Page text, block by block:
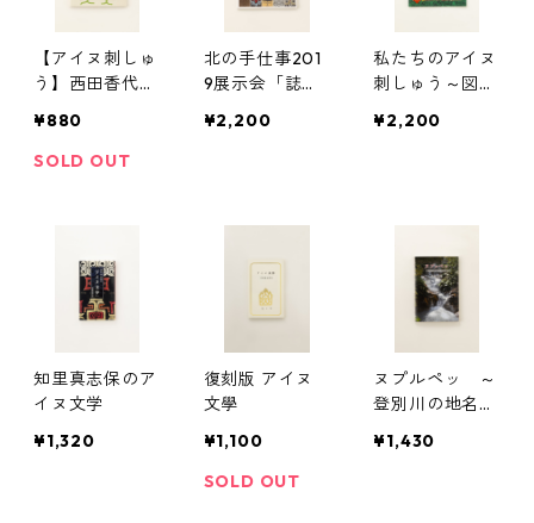
【アイヌ刺しゅ
う】西田香代子
(ポケット版)
¥880
SOLD OUT
北の手仕事201
9展示会「誌上
り手によるアイ
¥2,200
私たちのアイヌ
刺しゅう～図案
編(切り伏せ)
¥2,200
知里真志保のア
イヌ文学
¥1,320
復刻版 アイヌ
文學
¥1,100
SOLD OUT
ヌプルペッ ～
登別川の地名由
¥1,430